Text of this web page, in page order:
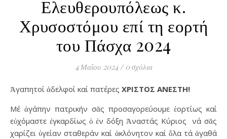
Ελευθερουπόλεως κ.
Χρυσοστόμου επί τη εορτή
του Πάσχα 2024
4 Μαΐου 2024 / 0 σχόλια
Ἀγαπητοί ἀδελφοί καί πατέρες ΧΡΙΣΤΟΣ ΑΝΕΣΤΗ!
Μέ ἀγάπην πατρικήν σᾶς προσαγορεύουμε ἑορτίως καί
εὐχόμαστε ἐγκαρδίως ὁ ἐν δόξη Ἀναστάς Κύριος νά σᾶς
χαρίζει ὑγείαν σταθεράν καί ἀκλόνητον καί ὅλα τά ἀγαθά